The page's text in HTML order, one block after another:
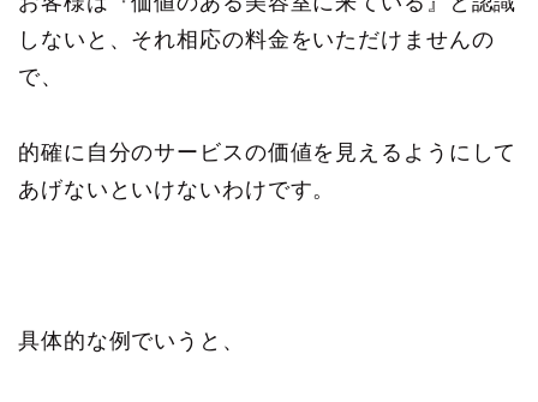
しないと、それ相応の料金をいただけませんの
で、
的確に自分のサービスの価値を見えるようにして
あげないといけないわけです。
具体的な例でいうと、